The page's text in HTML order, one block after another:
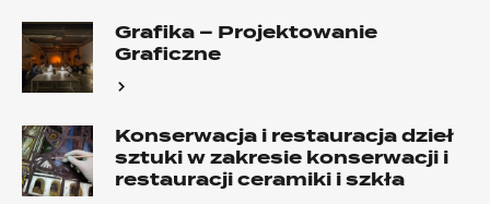
Grafika – Projektowanie
Graficzne
Konserwacja i restauracja dzieł
sztuki w zakresie konserwacji i
restauracji ceramiki i szkła